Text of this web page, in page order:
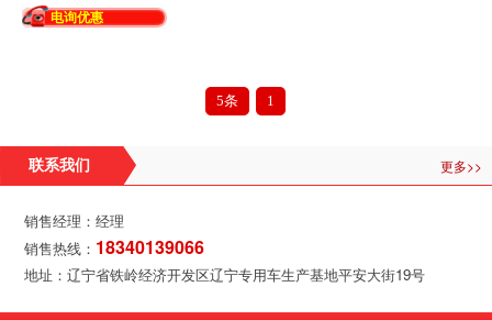
电询优惠
5条 1
联系我们 更多>>
销售经理：经理
销售热线： 18340139066
地址：辽宁省铁岭经济开发区辽宁专用车生产基地平安大街19号